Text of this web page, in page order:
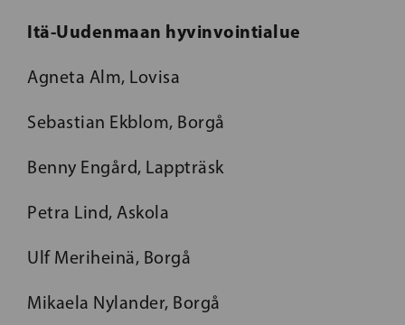
Itä-Uudenmaan hyvinvointialue
Agneta Alm, Lovisa
Sebastian Ekblom, Borgå
Benny Engård, Lappträsk
Petra Lind, Askola
Ulf Meriheinä, Borgå
Mikaela Nylander, Borgå